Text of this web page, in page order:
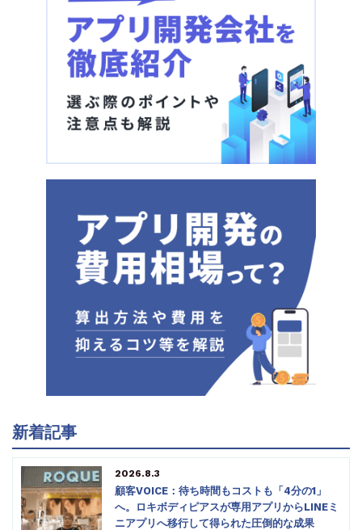
新着記事
2026.8.3
顧客VOICE：待ち時間もコストも「4分の1」
へ。ロキボディピアスが専用アプリからLINEミ
ニアプリへ移行して得られた圧倒的な成果